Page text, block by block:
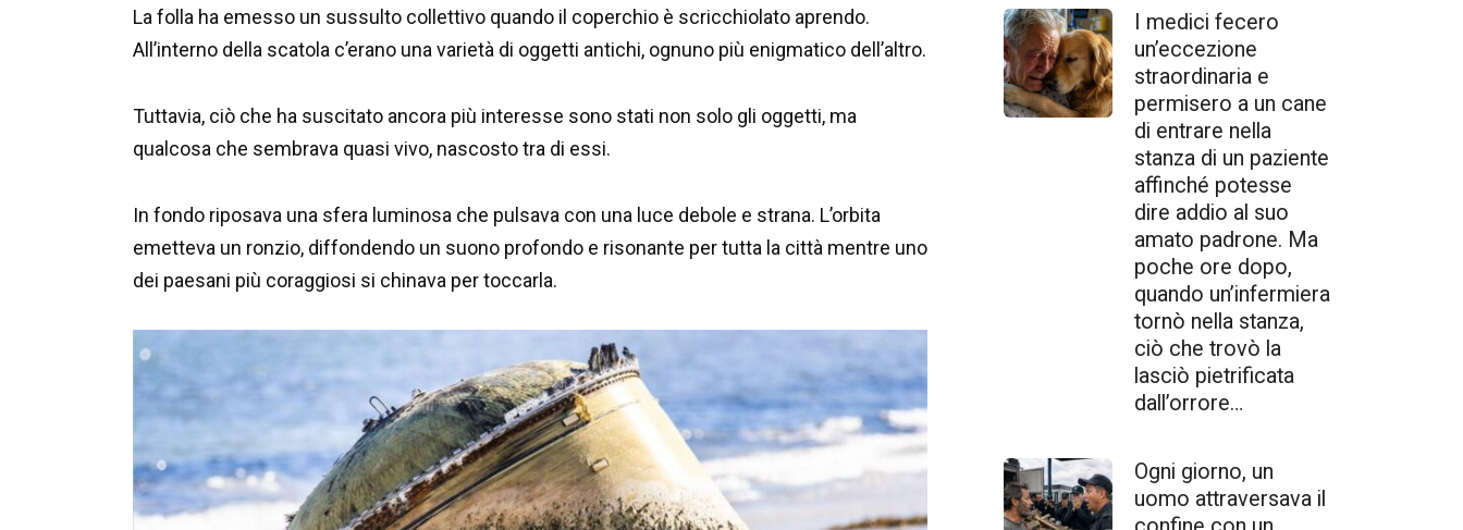
La folla ha emesso un sussulto collettivo quando il coperchio è scricchiolato aprendo.
All’interno della scatola c’erano una varietà di oggetti antichi, ognuno più enigmatico dell’altro.
Tuttavia, ciò che ha suscitato ancora più interesse sono stati non solo gli oggetti, ma
qualcosa che sembrava quasi vivo, nascosto tra di essi.
In fondo riposava una sfera luminosa che pulsava con una luce debole e strana. L’orbita
emetteva un ronzio, diffondendo un suono profondo e risonante per tutta la città mentre uno
dei paesani più coraggiosi si chinava per toccarla.
I medici fecero
un’eccezione
straordinaria e
permisero a un cane
di entrare nella
stanza di un paziente
affinché potesse
dire addio al suo
amato padrone. Ma
poche ore dopo,
quando un’infermiera
tornò nella stanza,
ciò che trovò la
lasciò pietrificata
dall’orrore…
Ogni giorno, un
uomo attraversava il